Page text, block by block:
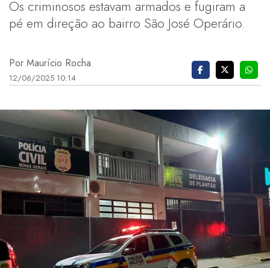
Os criminosos estavam armados e fugiram a
pé em direção ao bairro São José Operário.
Por Maurício Rocha
12/06/2025 10:14